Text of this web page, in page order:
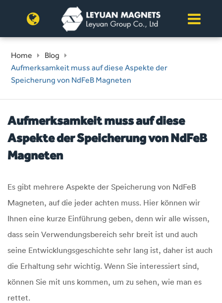
Home
Blog
Aufmerksamkeit muss auf diese Aspekte der
Speicherung von NdFeB Magneten
Aufmerksamkeit muss auf diese
Aspekte der Speicherung von NdFeB
Magneten
Es gibt mehrere Aspekte der Speicherung von NdFeB
Magneten, auf die jeder achten muss. Hier können wir
Ihnen eine kurze Einführung geben, denn wir alle wissen,
dass sein Verwendungsbereich sehr breit ist und auch
seine Entwicklungsgeschichte sehr lang ist, daher ist auch
die Erhaltung sehr wichtig. Wenn Sie interessiert sind,
können Sie mit uns kommen, um zu sehen, wie man es
rettet.